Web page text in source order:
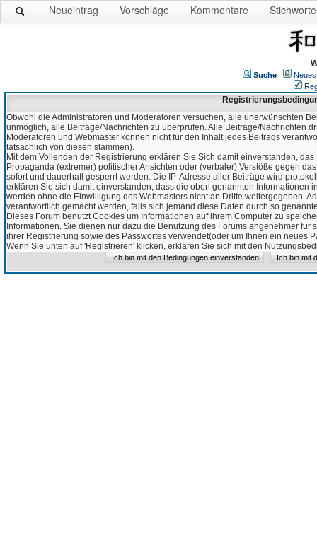
Neueintrag Vorschläge Kommentare Stichworte
Suche
Obwohl die Administratoren und Moderatoren versuchen, alle unerwünschten
unmöglich, alle Beiträge/Nachrichten zu überprüfen. Alle Beiträge/Nachrichten
Moderatoren und Webmaster können nicht für den Inhalt jedes Beitrags
tatsächlich von diesen stammen).
Mit dem Vollenden der Registrierung erklären Sie Sich damit einverstanden,
Propaganda (extremer) politischer Ansichten oder (verbaler) Verstöße gegen
sofort und dauerhaft gesperrt werden. Die IP-Adresse aller Beiträge wird
erklären Sie sich damit einverstanden, dass die oben genannten Informationen
werden ohne die Einwilligung des Webmasters nicht an Dritte weitergegeben.
verantwortlich gemacht werden, falls sich jemand diese Daten durch so
Dieses Forum benutzt Cookies um Informationen auf ihrem Computer zu
Informationen. Sie dienen nur dazu die Benutzung des Forums angenehmer
ihrer Registrierung sowie des Passwortes verwendet(oder um Ihnen ein neues
Wenn Sie unten auf 'Registrieren' klicken, erklären Sie sich mit den